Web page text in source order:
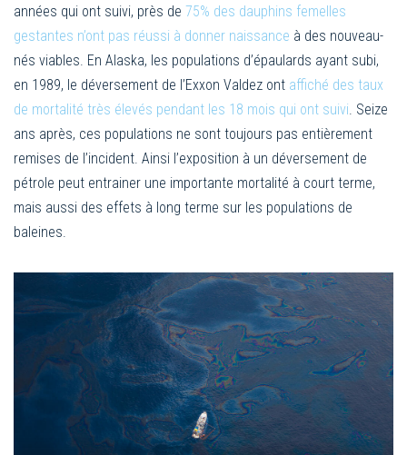
années qui ont suivi, près de 75% des dauphins femelles
gestantes n’ont pas réussi à donner naissance à des nouveau-
nés viables. En Alaska, les populations d’épaulards ayant subi,
en 1989, le déversement de l’Exxon Valdez ont affiché des taux
de mortalité très élevés pendant les 18 mois qui ont suivi. Seize
ans après, ces populations ne sont toujours pas entièrement
remises de l’incident. Ainsi l’exposition à un déversement de
pétrole peut entrainer une importante mortalité à court terme,
mais aussi des effets à long terme sur les populations de
baleines.